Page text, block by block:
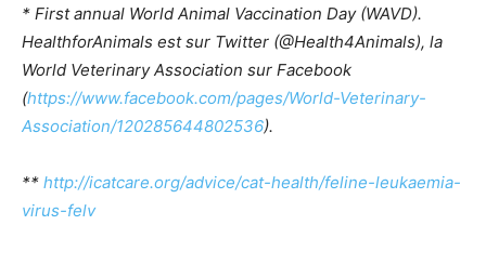
* First annual World Animal Vaccination Day (WAVD).
HealthforAnimals est sur Twitter (@Health4Animals), la
World Veterinary Association sur Facebook
(https://www.facebook.com/pages/World-Veterinary-
Association/120285644802536).
** http://icatcare.org/advice/cat-health/feline-leukaemia-
virus-felv